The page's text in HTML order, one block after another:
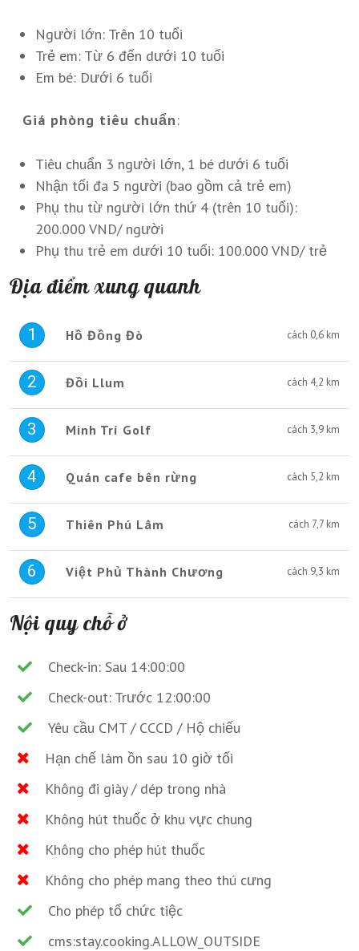
Người lớn: Trên 10 tuổi
Trẻ em: Từ 6 đến dưới 10 tuổi
Em bé: Dưới 6 tuổi
Giá phòng tiêu chuẩn:
Tiêu chuẩn 3 người lớn, 1 bé dưới 6 tuổi
Nhận tối đa 5 người (bao gồm cả trẻ em)
Phụ thu từ người lớn thứ 4 (trên 10 tuổi):
200.000 VND/ người
Phụ thu trẻ em dưới 10 tuổi: 100.000 VND/ trẻ
Địa điểm xung quanh
1 Hồ Đồng Đò cách 0,6 km
2 Đồi Llum cách 4,2 km
3 Minh Trí Golf cách 3,9 km
4 Quán cafe bên rừng cách 5,2 km
5 Thiên Phú Lâm cách 7,7 km
6 Việt Phủ Thành Chương cách 9,3 km
Nội quy chỗ ở
Check-in: Sau 14:00:00
Check-out: Trước 12:00:00
Yêu cầu CMT / CCCD / Hộ chiếu
Hạn chế làm ồn sau 10 giờ tối
Không đi giày / dép trong nhà
Không hút thuốc ở khu vực chung
Không cho phép hút thuốc
Không cho phép mang theo thú cưng
Cho phép tổ chức tiệc
cms:stay.cooking.ALLOW_OUTSIDE